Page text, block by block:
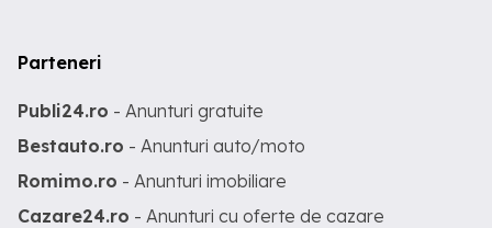
Parteneri
Publi24.ro - Anunturi gratuite
Bestauto.ro - Anunturi auto/moto
Romimo.ro - Anunturi imobiliare
Cazare24.ro - Anunturi cu oferte de cazare